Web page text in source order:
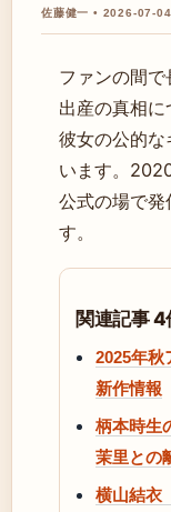
佐藤健一 • 2026-07-
ファンの間
出産の真相に
彼女の公的
います。
公式の場で
す。
関連記事 4
2025年秋
新作情報
柄本時生
茉里との
横山結衣